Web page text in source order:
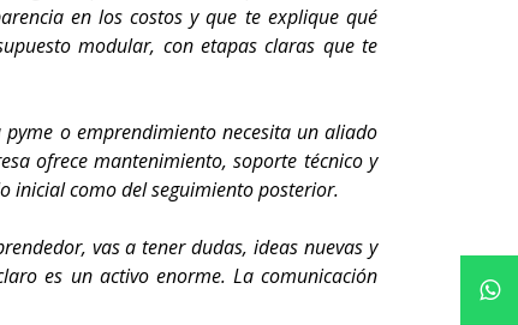
en los costos y que te explique qué
modular, con etapas claras que te
o emprendimiento necesita un aliado
ofrece mantenimiento, soporte técnico y
inicial como del seguimiento posterior.
vas a tener dudas, ideas nuevas y
es un activo enorme. La comunicación